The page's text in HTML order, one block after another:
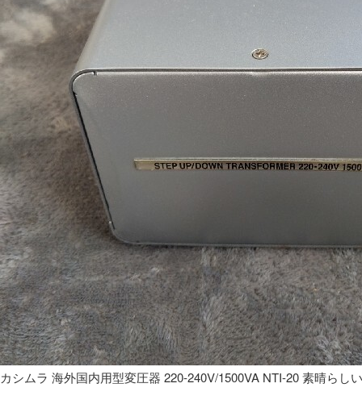
カシムラ 海外国内用型変圧器 220-240V/1500VA NTI-20 素晴らし